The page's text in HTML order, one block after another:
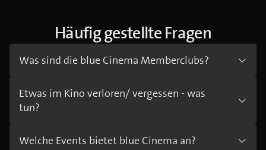
Häufig gestellte Fragen
Was sind die blue Cinema Memberclubs?
Etwas im Kino verloren/ vergessen - was
tun?
Welche Events bietet blue Cinema an?